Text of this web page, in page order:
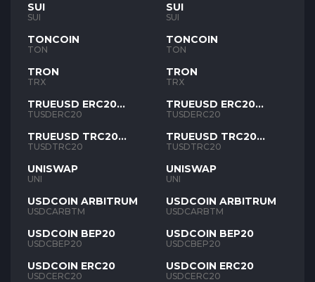
SUI
SUI
TONCOIN
TON
TRON
TRX
TRUEUSD ERC20
TUSD
TUSDERC20
TRUEUSD TRC20
TUSD
TUSDTRC20
UNISWAP
UNI
USDCOIN ARBITRUM
USDCARBTM
USDCOIN BEP20
USDCBEP20
USDCOIN ERC20
USDCERC20
SUI
SUI
TONCOIN
TON
TRON
TRX
TRUEUSD ERC20
TUSD
TUSDERC20
TRUEUSD TRC20
TUSD
TUSDTRC20
UNISWAP
UNI
USDCOIN ARBITRUM
USDCARBTM
USDCOIN BEP20
USDCBEP20
USDCOIN ERC20
USDCERC20